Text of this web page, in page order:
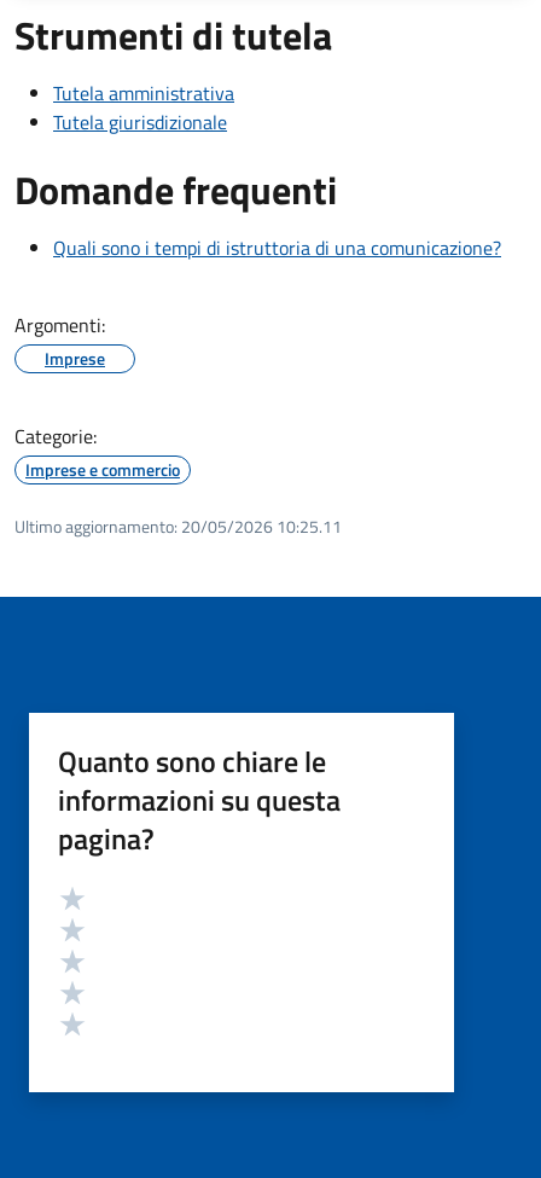
Strumenti di tutela
Tutela amministrativa
Tutela giurisdizionale
Domande frequenti
Quali sono i tempi di istruttoria di una comunicazione?
Argomenti:
Imprese
Categorie:
Imprese e commercio
Ultimo aggiornamento: 20/05/2026 10:25.11
Quanto sono chiare le
informazioni su questa
pagina?
Valutazione